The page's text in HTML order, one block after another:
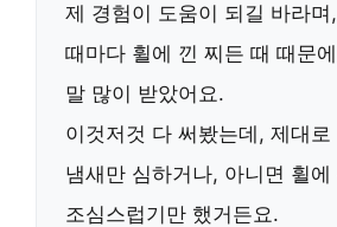
제 경험이 도움이 되길 바라
때마다 휠에 낀 찌든 때 때문
말 많이 받았어요.
이것저것 다 써봤는데, 제대
냄새만 심하거나, 아니면 휠
조심스럽기만 했거든요.